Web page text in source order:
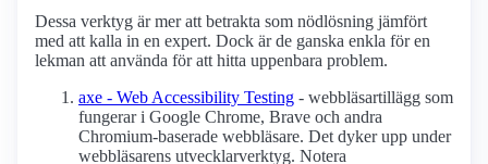
Dessa verktyg är mer att betrakta som nödlösning jämfört
med att kalla in en expert. Dock är de ganska enkla för en
lekman att använda för att hitta uppenbara problem.
axe - Web Accessibility Testing - webbläsartillägg som
fungerar i Google Chrome, Brave och andra
Chromium-baserade webbläsare. Det dyker upp under
webbläsarens utvecklarverktyg. Notera